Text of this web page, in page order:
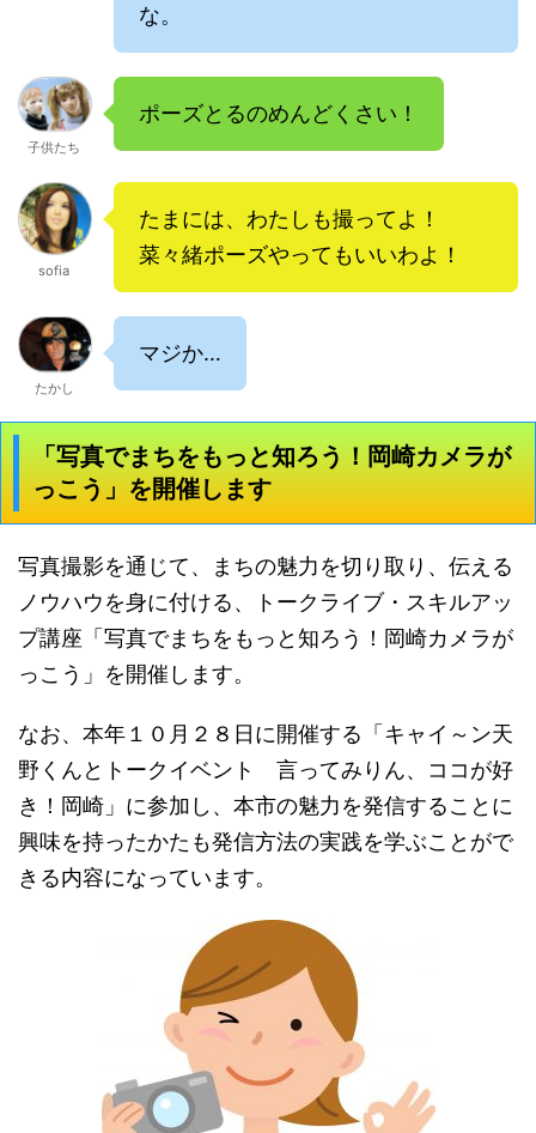
な。
子供たち
ポーズとるのめんどくさい！
sofia
たまには、わたしも撮ってよ！
菜々緒ポーズやってもいいわよ！
たかし
マジか…
「写真でまちをもっと知ろう！岡崎カメラが
っこう」を開催します
写真撮影を通じて、まちの魅力を切り取り、伝える
ノウハウを身に付ける、トークライブ・スキルアッ
プ講座「写真でまちをもっと知ろう！岡崎カメラが
っこう」を開催します。
なお、本年１０月２８日に開催する「キャイ～ン天
野くんとトークイベント 言ってみりん、ココが好
き！岡崎」に参加し、本市の魅力を発信することに
興味を持ったかたも発信方法の実践を学ぶことがで
きる内容になっています。